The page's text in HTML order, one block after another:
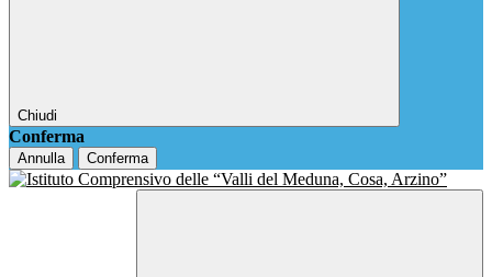
Chiudi
Conferma
Annulla Conferma